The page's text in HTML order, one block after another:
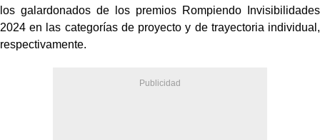
los galardonados de los premios Rompiendo Invisibilidades
2024 en las categorías de proyecto y de trayectoria individual,
respectivamente.